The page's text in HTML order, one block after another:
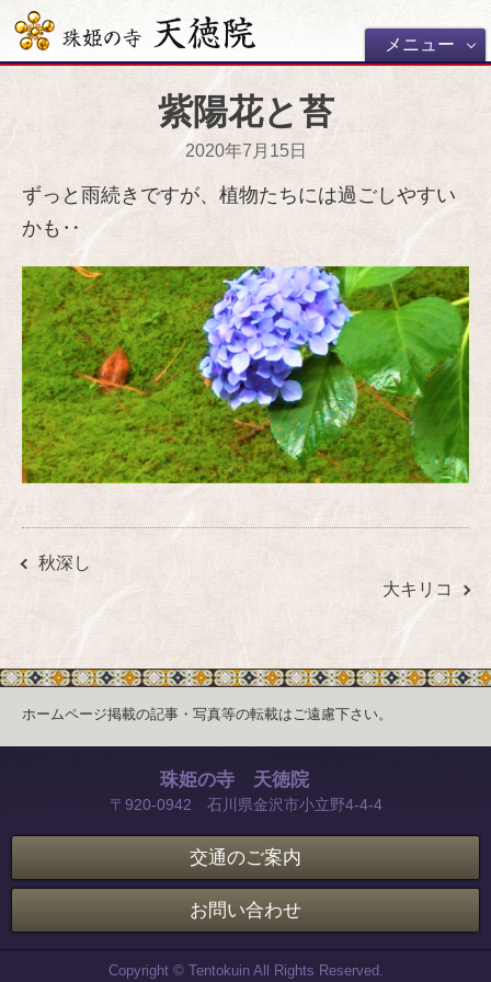
メニュー
紫陽花と苔
2020年7月15日
ずっと雨続きですが、植物たちには過ごしやすい
かも‥
秋深し
大キリコ
ホームページ掲載の記事・写真等の転載はご遠慮下さい。
珠姫の寺 天徳院
〒920-0942 石川県金沢市小立野4-4-4
交通のご案内
お問い合わせ
Copyright © Tentokuin All Rights Reserved.